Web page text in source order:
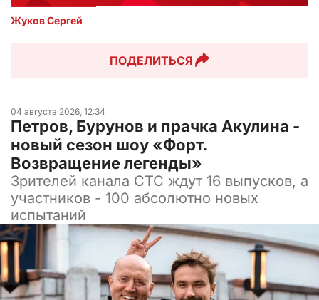
Жуков Сергей
ПОДЕЛИТЬСЯ
04 августа 2026, 12:34
Петров, Бурунов и прачка Акулина -
новый сезон шоу «Форт.
Возвращение легенды»
Зрителей канала СТС ждут 16 выпусков, а
участников - 100 абсолютно новых
испытаний